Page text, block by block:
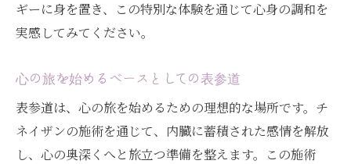
ギーに身を置き、この特別な体験を通じて心身の調和を
実感してみてください。
心の旅を始めるベースとしての表参道
表参道は、心の旅を始めるための理想的な場所です。チ
ネイザンの施術を通じて、内臓に蓄積された感情を解放
し、心の奥深くへと旅立つ準備を整えます。この施術